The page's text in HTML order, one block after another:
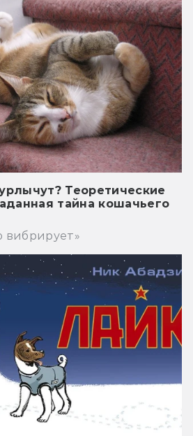
Теоретические
тайна кошачьего
вибрирует»